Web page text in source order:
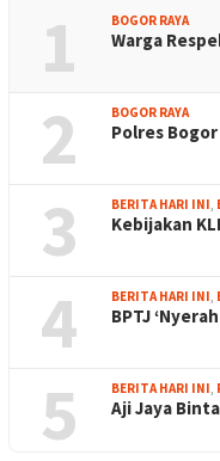
1 BOGOR RAYA
Warga
2 BOGOR RAYA
Polres
3 BERITA HARI INI,
Kebijakan
4 BERITA HARI INI,
BPTJ
5 BERITA HARI INI,
Aji Jaya